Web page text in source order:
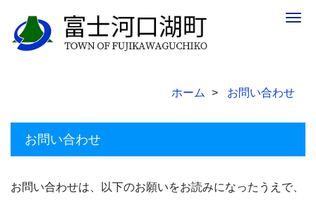
ホーム お問い合わせ
お問い合わせ
お問い合わせは、以下のお願いをお読みになったうえで、